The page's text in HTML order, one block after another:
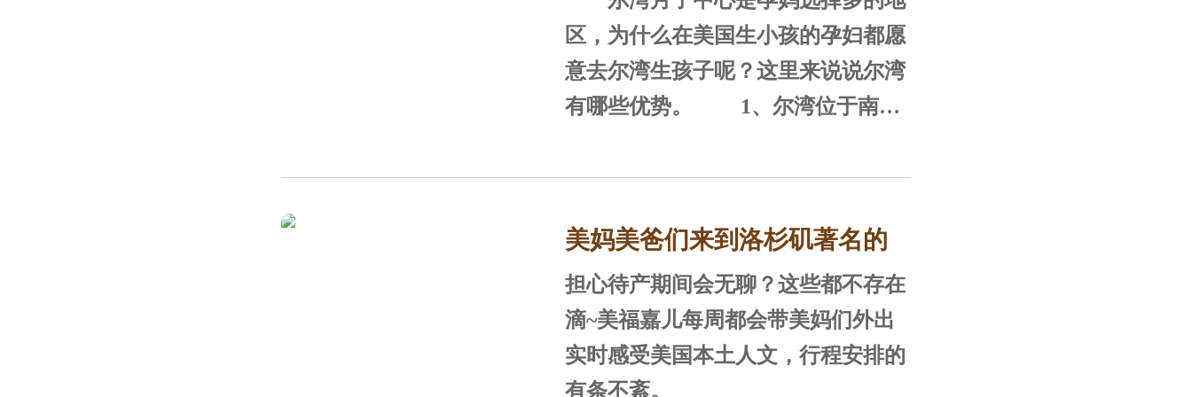
选尔湾？
区，为什么在美国生小孩的孕妇都愿
意去尔湾生孩子呢？这里来说说尔湾
有哪些优势。 1、尔湾位于南加
加利福尼亚州南部的橘郡，它背山面
靠广大的圣塔安娜山脉，这里阳光充
沛，气候温和，风景秀丽，环境优
美，平均每年286天的晴天，平均每
年降雨量300mm，年平均气温为17.
2℃，很适合孕产妈妈休养生息。
美妈美爸们来到洛杉矶著名的
staples球场感受NBA球赛
担心待产期间会无聊？这些都不存在
滴~美福嘉儿每周都会带美妈们外出
实时感受美国本土人文，行程安排的
有条不紊。